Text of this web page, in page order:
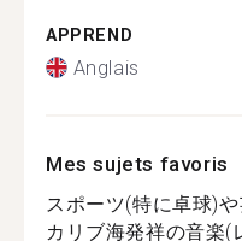
APPREND
Anglais
Mes sujets favoris
スポーツ(特に卓球)
カリブ海発祥の音楽(